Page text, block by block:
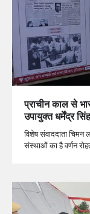
प्राचीन काल से
उपायुक्त धर्मेंद्र सिंह
विशेष संवाददाता
संस्थाओं का है वर्णन